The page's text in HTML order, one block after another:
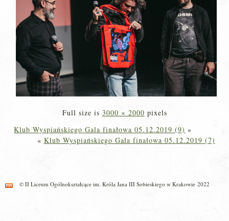
Full size is 3000 × 2000 pixels
Klub Wyspiańskiego Gala finałowa 05.12.2019 (9) »
« Klub Wyspiańskiego Gala finałowa 05.12.2019 (7)
© II Liceum Ogólnokształcące im. Króla Jana III Sobieskiego w Krakowie 2022